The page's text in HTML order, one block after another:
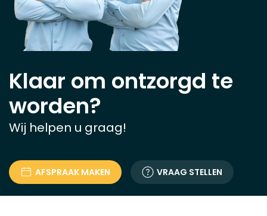
Klaar om ontzorgd te
worden?
Wij helpen u graag!
AFSPRAAK MAKEN VRAAG STELLEN